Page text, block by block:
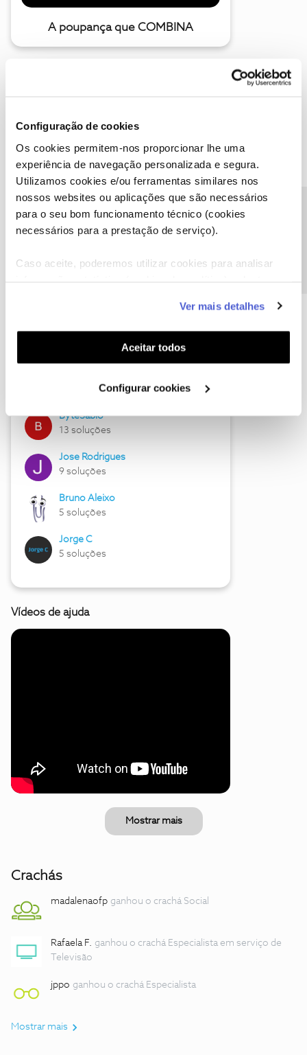
Configuração de cookies
Os cookies permitem-nos proporcionar lhe uma
experiência de navegação personalizada e segura.
Utilizamos cookies e/ou ferramentas similares nos
nossos websites ou aplicações que são necessários
para o seu bom funcionamento técnico (cookies
necessários para a prestação de serviço).
Caso aceite, poderemos utilizar cookies para analisar
funcionalidades (cookies de personalização e
funcionalidade) e adaptar anúncios aos seus interesses
(cookies de publicidade personalizada). Pode gerir a
utilização dos cookies clicando em "Configurar
Ver mais detalhes
Aceitar todos
Configurar cookies
A poupança que COMBINA
Descubra as novidades de julho
Hall of Fame de julho
17 soluções
ByteSábio
13 soluções
Jose Rodrigues
9 soluções
Bruno Aleixo
5 soluções
Jorge C
5 soluções
Vídeos de ajuda
Mostrar mais
Crachás
madalenaofp ganhou o crachá Social
Rafaela F. ganhou o crachá Especialista em serviço de
Televisão
jppo ganhou o crachá Especialista
Mostrar mais